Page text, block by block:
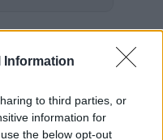
Information
to third parties, or
information for
the below opt-out
«ΕΦΕΣΟΣ»
και
το
Νοεμβρίου στην